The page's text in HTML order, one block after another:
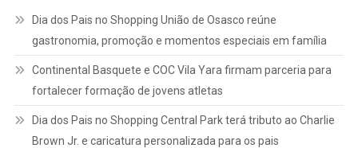
Dia dos Pais no Shopping União de Osasco reúne
gastronomia, promoção e momentos especiais em família
Continental Basquete e COC Vila Yara firmam parceria para
fortalecer formação de jovens atletas
Dia dos Pais no Shopping Central Park terá tributo ao Charlie
Brown Jr. e caricatura personalizada para os pais